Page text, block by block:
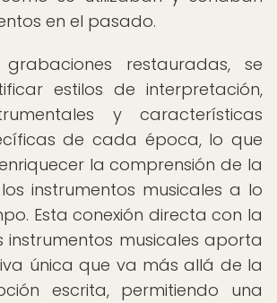
en el pasado.
restauradas, se
estilos de interpretación,
y características
de cada época, lo que
la comprensión de la
instrumentos musicales a lo
Esta conexión directa con la
instrumentos musicales aporta
única que va más allá de la
escrita, permitiendo una